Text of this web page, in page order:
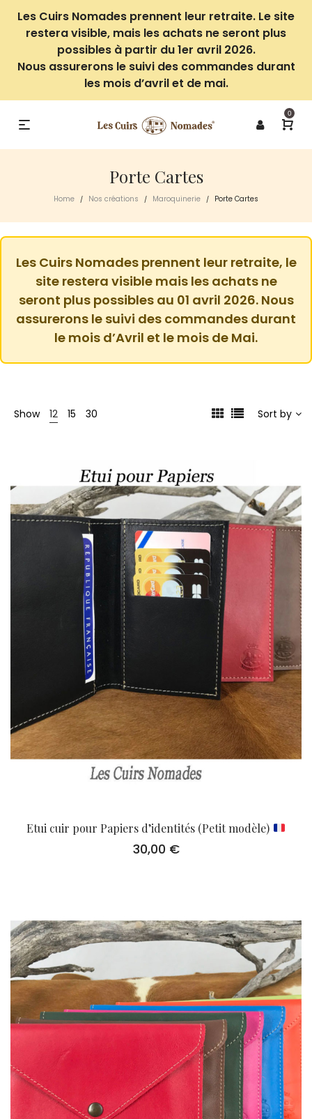
Les Cuirs Nomades prennent leur retraite. Le site
restera visible, mais les achats ne seront plus
possibles à partir du 1er avril 2026.
Nous assurerons le suivi des commandes durant
les mois d’avril et de mai.
0
Porte Cartes
Home / Nos créations / Maroquinerie / Porte Cartes
Les Cuirs Nomades prennent leur retraite, le
site restera visible mais les achats ne
seront plus possibles au 01 avril 2026. Nous
assurerons le suivi des commandes durant
le mois d’Avril et le mois de Mai.
Show 12 15 30 Sort by
Etui cuir pour Papiers d’identités (Petit modèle)
30,00 €